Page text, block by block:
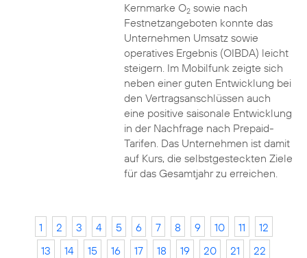
Kernmarke O2sowie nach
Festnetzangeboten konnte das
Unternehmen Umsatz sowie
operatives Ergebnis (OIBDA) leicht
steigern. Im Mobilfunk zeigte sich
neben einer guten Entwicklung bei
den Vertragsanschlüssen auch
eine positive saisonale Entwicklung
in der Nachfrage nach Prepaid-
Tarifen. Das Unternehmen ist damit
auf Kurs, die selbstgesteckten Ziele
für das Gesamtjahr zu erreichen.
1 2 3 4 5 6 7 8 9 10 11
12
13
14 15 16 17 18 19 20 21
22